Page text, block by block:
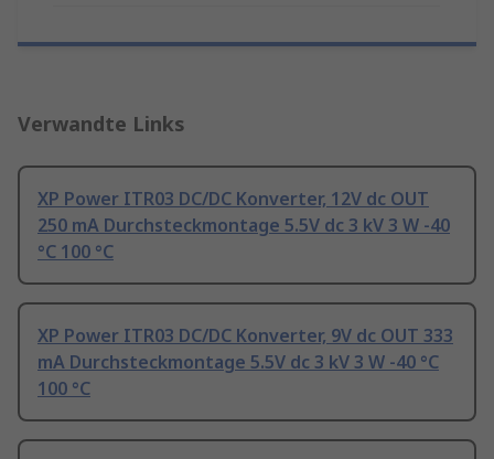
Verwandte Links
XP Power ITR03 DC/DC Konverter, 12V dc OUT
250 mA Durchsteckmontage 5.5V dc 3 kV 3 W -40
°C 100 °C
XP Power ITR03 DC/DC Konverter, 9V dc OUT 333
mA Durchsteckmontage 5.5V dc 3 kV 3 W -40 °C
100 °C